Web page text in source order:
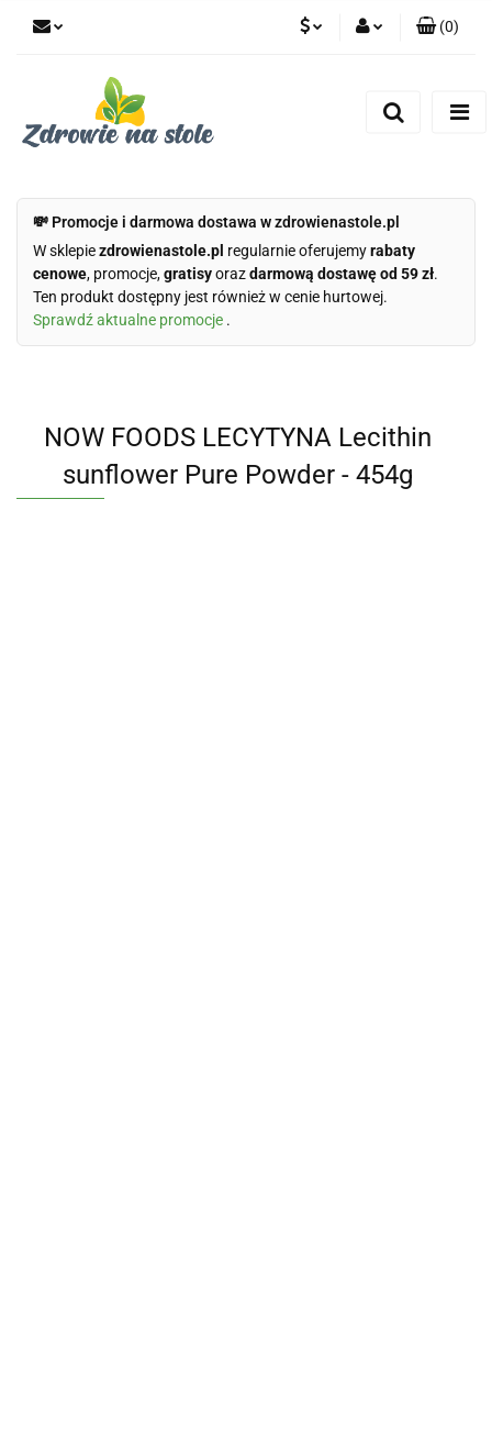
(0)
💸 Promocje i darmowa dostawa w zdrowienastole.pl
W sklepiezdrowienastole.pl regularnie oferujemyrabaty
cenowe, promocje,gratisyorazdarmową dostawę od 59 zł.
Ten produkt dostępny jest również w cenie hurtowej.
Sprawdź aktualne promocje .
NOW FOODS LECYTYNA Lecithin
sunflower Pure Powder - 454g